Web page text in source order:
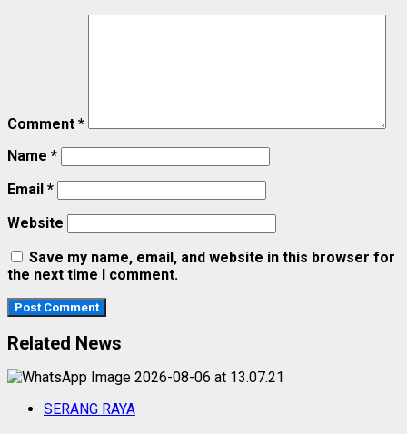
Comment *
Name *
Email *
Website
Save my name, email, and website in this browser for
the next time I comment.
Related News
SERANG RAYA